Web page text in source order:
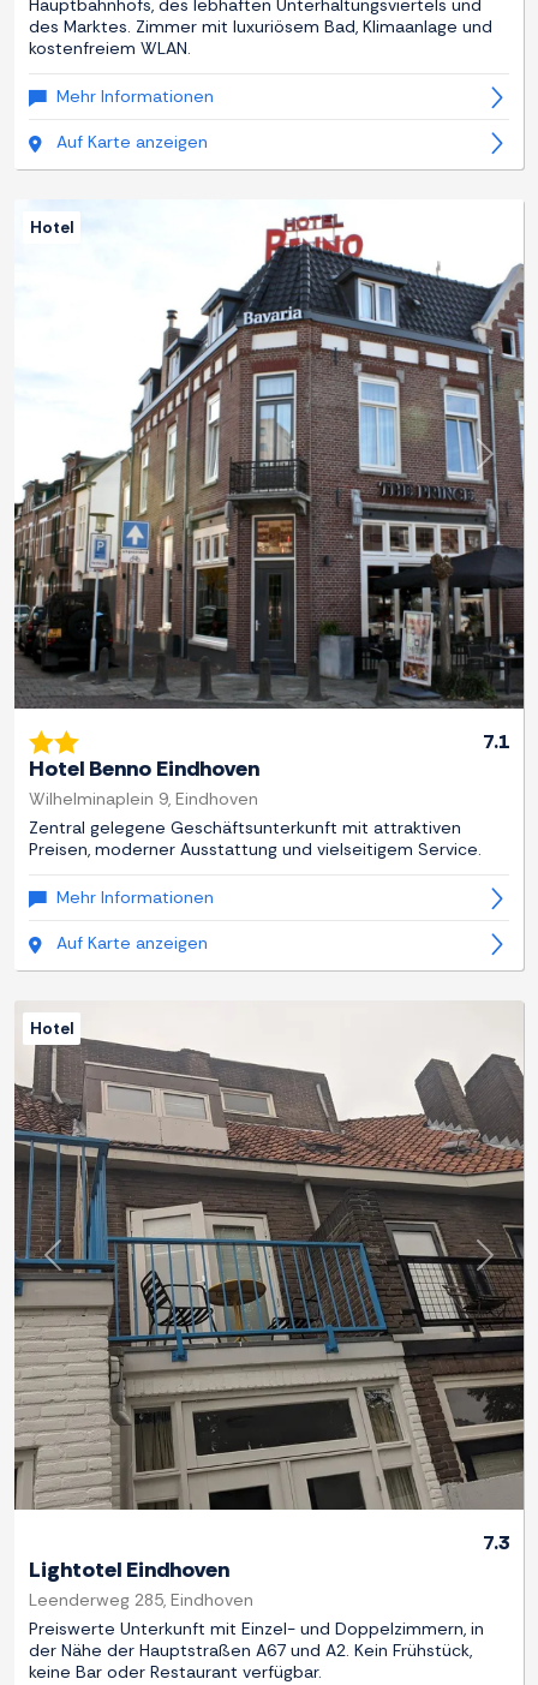
Hauptbahnhofs, des lebhaften Unterhaltungsviertels und
des Marktes. Zimmer mit luxuriösem Bad, Klimaanlage und
kostenfreiem WLAN.
Mehr Informationen
Auf Karte anzeigen
Zurück
Hotel
7.1
Hotel Benno Eindhoven
Wilhelminaplein 9, Eindhoven
Zentral gelegene Geschäftsunterkunft mit attraktiven
Preisen, moderner Ausstattung und vielseitigem Service.
Mehr Informationen
Auf Karte anzeigen
Zurück
Hotel
7.3
Lightotel Eindhoven
Leenderweg 285, Eindhoven
Preiswerte Unterkunft mit Einzel- und Doppelzimmern, in
der Nähe der Hauptstraßen A67 und A2. Kein Frühstück,
keine Bar oder Restaurant verfügbar.